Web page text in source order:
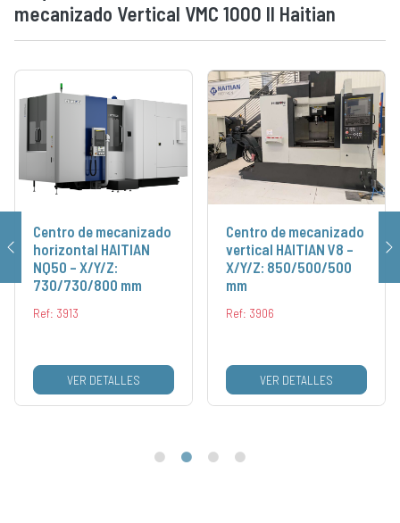
mecanizado Vertical VMC 1000 II Haitian
Centro de mecanizado
horizontal HAITIAN
NQ50 – X/Y/Z:
730/730/800 mm
Ref: 3913
VER DETALLES
Centro de mecanizado
vertical HAITIAN V8 –
X/Y/Z: 850/500/500
mm
Ref: 3906
VER DETALLES